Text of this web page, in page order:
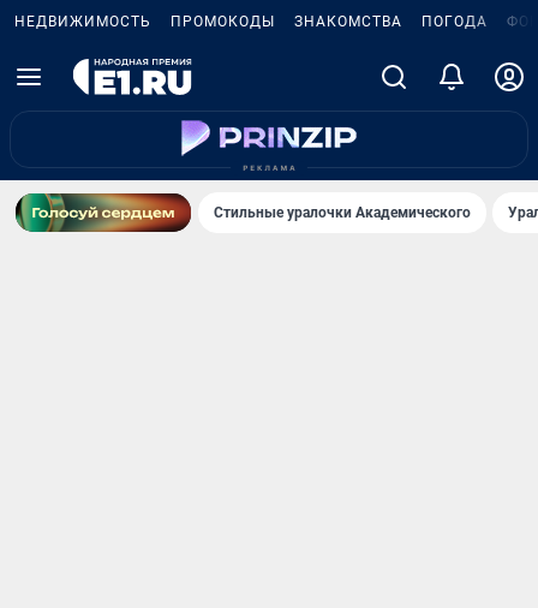
НЕДВИЖИМОСТЬ ПРОМОКОДЫ ЗНАКОМСТВА ПОГОДА
Стильные уралочки Академического